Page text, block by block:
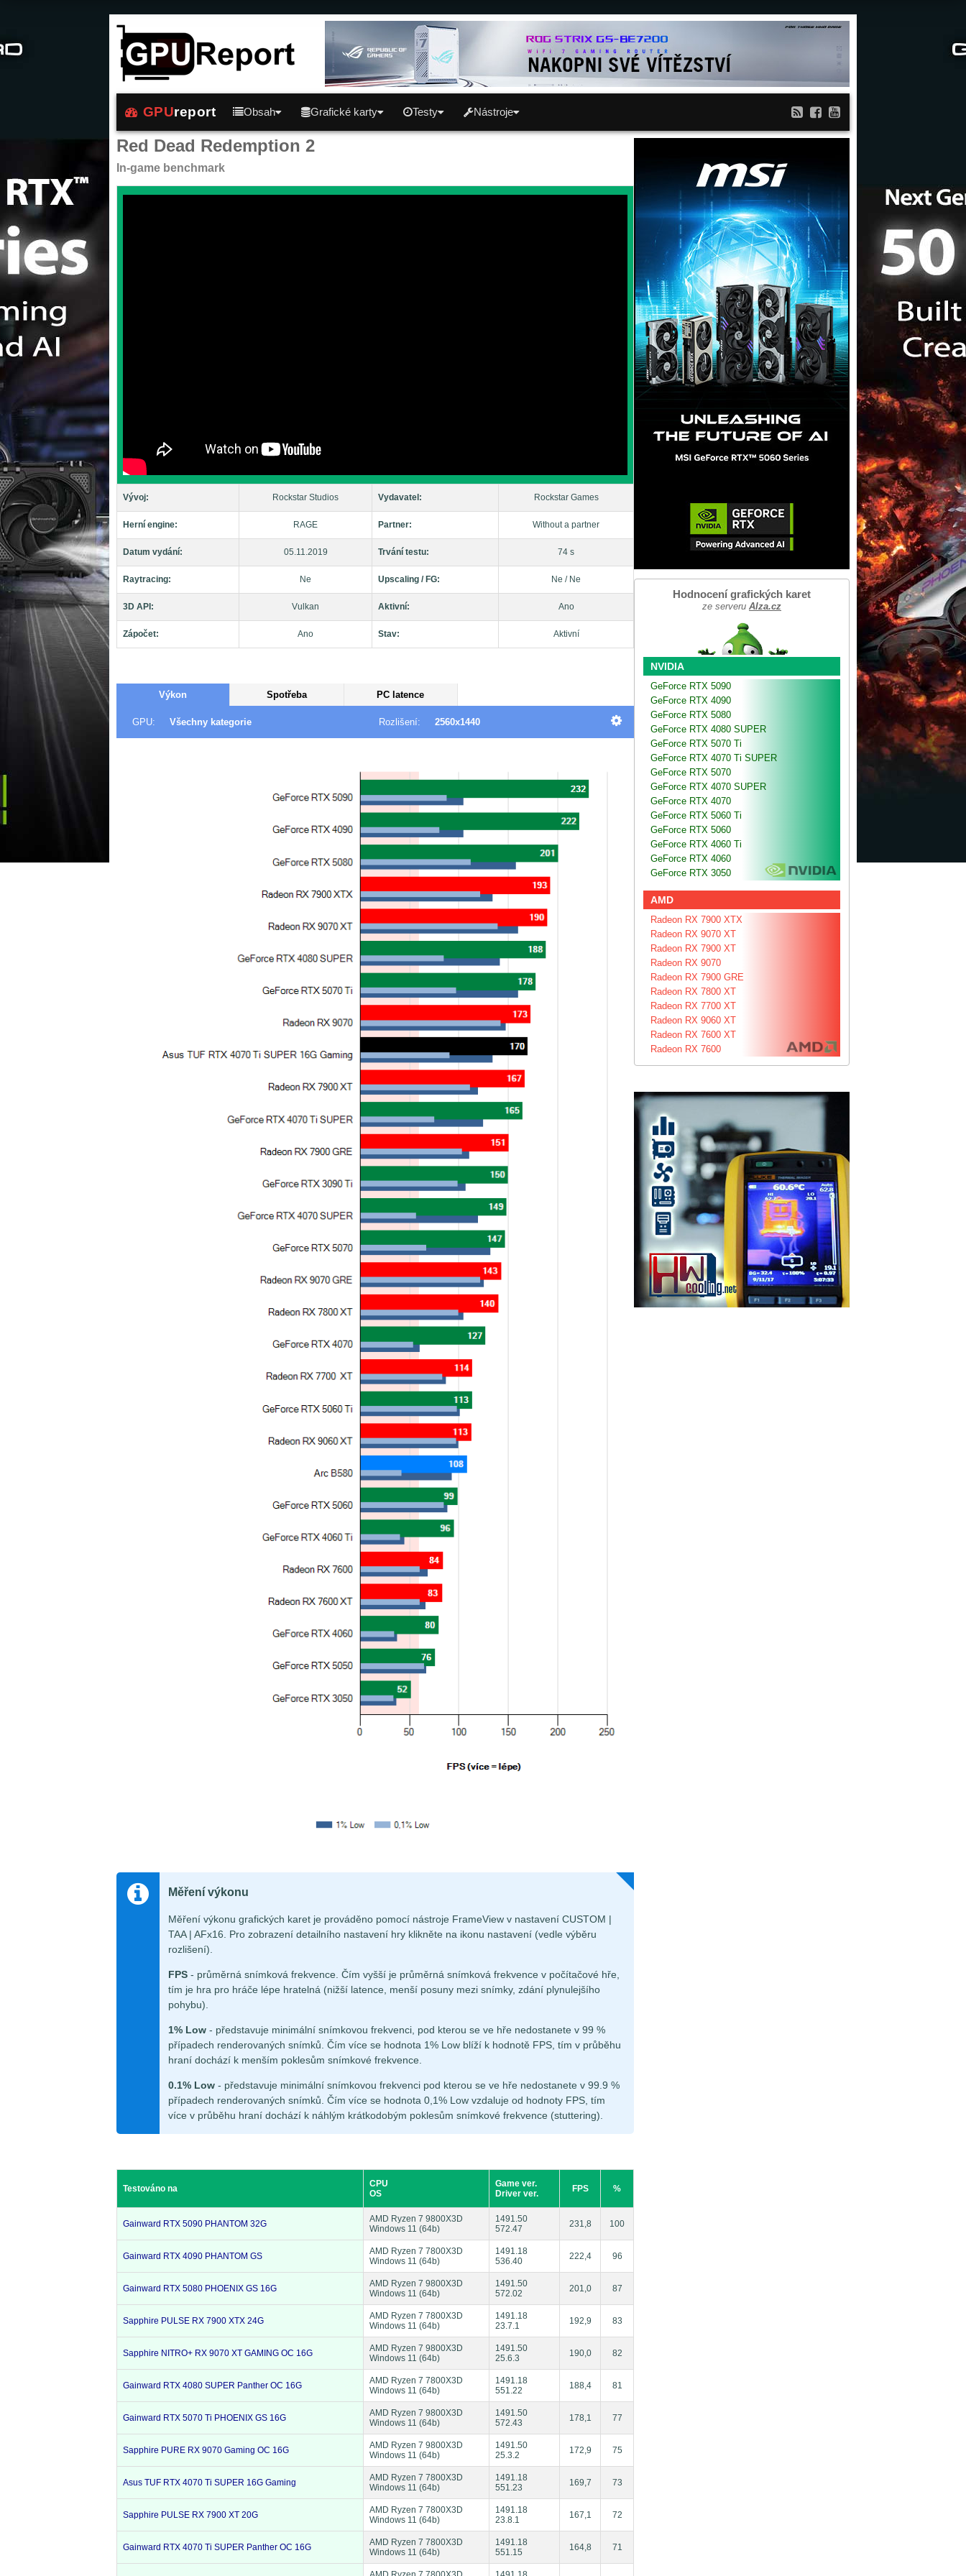
GPUreport Obsah Grafické karty Testy Nástroje
Red Dead Redemption 2
In-game benchmark
Vývoj: Rockstar Studios Vydavatel: Rockstar Games
Herní engine: RAGE Partner: Without a partner
Datum vydání: 05.11.2019 Trvání testu: 74 s
Raytracing: Ne Upscaling / FG: Ne / Ne
3D API: Vulkan Aktivní: Ano
Zápočet: Ano Stav: Aktivní
Výkon Spotřeba PC latence
GPU: Všechny kategorie Rozlišení: 2560x1440
Měření výkonu
Měření výkonu grafických karet je prováděno pomocí nástroje FrameView v nastavení CUSTOM |
TAA | AFx16. Pro zobrazení detailního nastavení hry klikněte na ikonu nastavení (vedle výběru
rozlišení).
FPS - průměrná snímková frekvence. Čím vyšší je průměrná snímková frekvence v počítačové hře,
tím je hra pro hráče lépe hratelná (nižší latence, menší posuny mezi snímky, zdání plynulejšího
pohybu).
1% Low - představuje minimální snímkovou frekvenci, pod kterou se ve hře nedostanete v 99 %
případech renderovaných snímků. Čím více se hodnota 1% Low blíží k hodnotě FPS, tím v průběhu
hraní dochází k menším poklesům snímkové frekvence.
0.1% Low - představuje minimální snímkovou frekvenci pod kterou se ve hře nedostanete v 99.9 %
případech renderovaných snímků. Čím více se hodnota 0,1% Low vzdaluje od hodnoty FPS, tím
více v průběhu hraní dochází k náhlým krátkodobým poklesům snímkové frekvence (stuttering).
Testováno na
CPU
OS
Game ver.
Driver ver.
FPS %
Gainward RTX 5090 PHANTOM 32G
AMD Ryzen 7 9800X3D
Windows 11 (64b)
1491.50
572.47
231,8 100
Gainward RTX 4090 PHANTOM GS
AMD Ryzen 7 7800X3D
Windows 11 (64b)
1491.18
536.40
222,4 96
Gainward RTX 5080 PHOENIX GS 16G
AMD Ryzen 7 9800X3D
Windows 11 (64b)
1491.50
572.02
201,0 87
Sapphire PULSE RX 7900 XTX 24G
AMD Ryzen 7 7800X3D
Windows 11 (64b)
1491.18
23.7.1
192,9 83
Sapphire NITRO+ RX 9070 XT GAMING OC 16G
AMD Ryzen 7 9800X3D
Windows 11 (64b)
1491.50
25.6.3
190,0 82
Gainward RTX 4080 SUPER Panther OC 16G
AMD Ryzen 7 7800X3D
Windows 11 (64b)
1491.18
551.22
188,4 81
Gainward RTX 5070 Ti PHOENIX GS 16G
AMD Ryzen 7 9800X3D
Windows 11 (64b)
1491.50
572.43
178,1 77
Sapphire PURE RX 9070 Gaming OC 16G
AMD Ryzen 7 9800X3D
Windows 11 (64b)
1491.50
25.3.2
172,9 75
Asus TUF RTX 4070 Ti SUPER 16G Gaming
AMD Ryzen 7 7800X3D
Windows 11 (64b)
1491.18
551.23
169,7 73
Sapphire PULSE RX 7900 XT 20G
AMD Ryzen 7 7800X3D
Windows 11 (64b)
1491.18
23.8.1
167,1 72
Gainward RTX 4070 Ti SUPER Panther OC 16G
AMD Ryzen 7 7800X3D
Windows 11 (64b)
1491.18
551.15
164,8 71
Hodnocení grafických karet
ze serveru Alza.cz
NVIDIA
GeForce RTX 5090
GeForce RTX 4090
GeForce RTX 5080
GeForce RTX 4080 SUPER
GeForce RTX 5070 Ti
GeForce RTX 4070 Ti SUPER
GeForce RTX 5070
GeForce RTX 4070 SUPER
GeForce RTX 4070
GeForce RTX 5060 Ti
GeForce RTX 5060
GeForce RTX 4060 Ti
GeForce RTX 4060
GeForce RTX 3050
AMD
Radeon RX 7900 XTX
Radeon RX 9070 XT
Radeon RX 7900 XT
Radeon RX 9070
Radeon RX 7900 GRE
Radeon RX 7800 XT
Radeon RX 7700 XT
Radeon RX 9060 XT
Radeon RX 7600 XT
Radeon RX 7600